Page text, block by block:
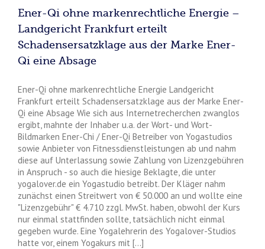
Ener-Qi ohne markenrechtliche Energie –
Landgericht Frankfurt erteilt
Schadensersatzklage aus der Marke Ener-
Qi eine Absage
Ener-Qi ohne markenrechtliche Energie Landgericht
Frankfurt erteilt Schadensersatzklage aus der Marke Ener-
Qi eine Absage Wie sich aus Internetrecherchen zwanglos
ergibt, mahnte der Inhaber u.a. der Wort- und Wort-
Bildmarken Ener-Chi / Ener-Qi Betreiber von Yogastudios
sowie Anbieter von Fitnessdienstleistungen ab und nahm
diese auf Unterlassung sowie Zahlung von Lizenzgebühren
in Anspruch - so auch die hiesige Beklagte, die unter
yogalover.de ein Yogastudio betreibt. Der Kläger nahm
zunächst einen Streitwert von € 50.000 an und wollte eine
"Lizenzgebühr" € 4.710 zzgl. MwSt. haben, obwohl der Kurs
nur einmal stattfinden sollte, tatsächlich nicht einmal
gegeben wurde. Eine Yogalehrerin des Yogalover-Studios
hatte vor, einem Yogakurs mit [...]